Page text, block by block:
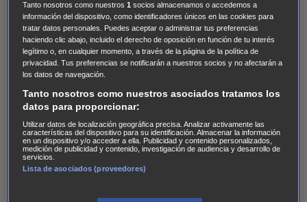
Hailey Dean Without Sin: Libre de Culpa Morbius
NCIS: Nueva Orleans Pandora En fuera de juego
The Shield: Al margen de la ley Duplicated
Preacher
The Killing Kind Intersecciones DOC Bite Club
de personas desaparecidas
Ladrón de guante blanco Hannibal Daños y Perjuicios
AXN Masters of Sex Three PinesAccused Carter Alice
Nevers
defender a un asesino
Tanto nosotros como nuestros1 socios almacenamos o accedemos a
información del dispositivo, como identificadores únicos en las cookies para
tratar datos personales. Puedes aceptar o administrar tus preferencias
haciendo clic abajo, incluido el derecho de oposición en función de tu interés
legítimo o, en cualquier momento, a través de la página de la política de
privacidad. Tus preferencias se notificarán a nuestros socios y no afectarán a
los datos de navegación.
Tanto nosotros como nuestros asociados tratamos los
datos para proporcionar:
Utilizar datos de localización geográfica precisa. Analizar activamente las
características del dispositivo para su identificación. Almacenar la información
en un dispositivo y/o acceder a ella. Publicidad y contenido personalizados,
medición de publicidad y contenido, investigación de audiencia y desarrollo de
servicios.
Lista de asociados (proveedores)